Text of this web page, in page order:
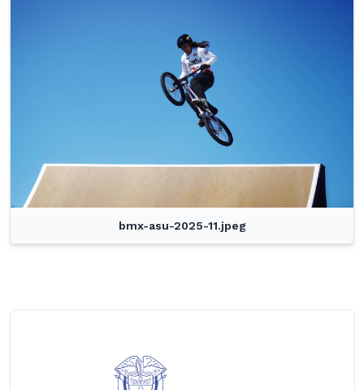
bmx-asu-2025-11.jpeg